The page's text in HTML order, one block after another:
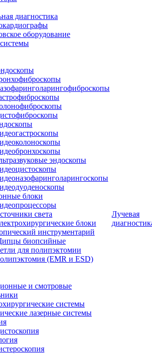
диагностика
оборудование
эндоскопы
блоки
света
блоки
инструментарий
биопсийные
для полипэктомии
(EMR и ESD)
и смотровые
системы
лазерные системы
Лучевая